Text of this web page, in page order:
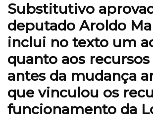
Substitutivo
deputado Aroldo
inclui no texto um
quanto aos
antes da mudança
que vinculou os
funcionamento da